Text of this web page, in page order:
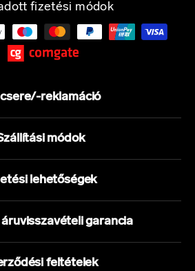
fizetési módok
reklamáció
módok
lehetőségek
garancia
feltételek